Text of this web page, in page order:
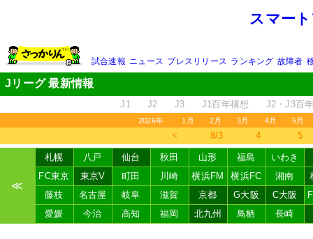
スマー
試合速報 ニュース プレスリリース ランキング 故障者
Jリーグ 最新情報
J1 J2 J3 J1百年構想 J2・J3百
2026年 1月 2月 3月 4月 5月
＜ 8/3 4 5
≪
札幌 八戸 仙台 秋田 山形 福島
いわき
FC東京
東京V 町田 川崎 横浜FM 横浜FC 湘南
藤枝
名古屋 岐阜 滋賀 京都 G大阪 C大阪
愛媛
今治 高知 福岡 北九州 鳥栖 長崎